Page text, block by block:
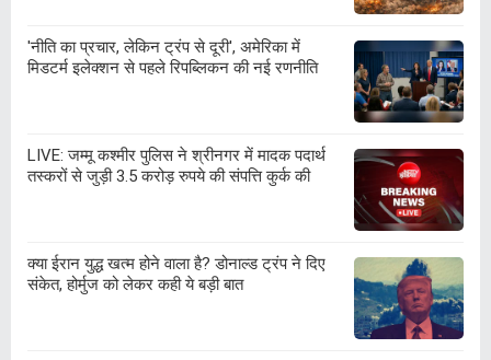
'नीति का प्रचार, लेकिन ट्रंप से दूरी', अमेरिका में
मिडटर्म इलेक्शन से पहले रिपब्लिकन की नई रणनीति
LIVE: जम्मू कश्मीर पुलिस ने श्रीनगर में मादक पदार्थ
तस्करों से जुड़ी 3.5 करोड़ रुपये की संपत्ति कुर्क की
क्या ईरान युद्ध खत्म होने वाला है? डोनाल्ड ट्रंप ने दिए
संकेत, होर्मुज को लेकर कही ये बड़ी बात